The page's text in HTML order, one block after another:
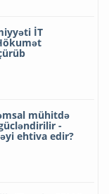
İT
mühitdə
-
ehtiva edir?